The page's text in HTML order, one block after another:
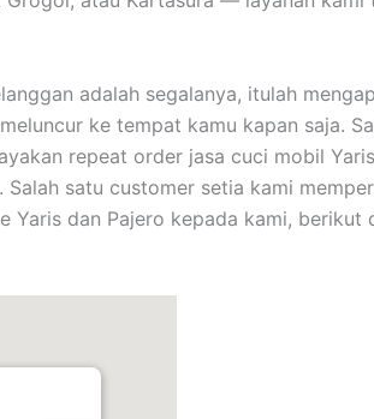
adalah segalanya, itulah
ke tempat kamu kapan saja.
repeat order jasa cuci mobil
satu customer setia kami
Yaris dan Pajero kepada kami, berikut